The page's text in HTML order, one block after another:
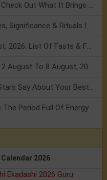
Mercury Transit In Cancer 2026: Check Out What It Brings For You
Shravan Somvar Vrat 2026: Dates, Significance & Rituals In August
Weekly Horoscope 3 To 9 August, 2026: List Of Fasts & Festivals
Numerology Weekly Horoscope: 2 August To 8 August, 2026
Friendship Day 2026: What The Stars Say About Your Best Friend!
Mars Transit In Gemini: Embrace The Period Full Of Energy & Intelligence
Calendar 2026
Ekadashi 2026 Guru